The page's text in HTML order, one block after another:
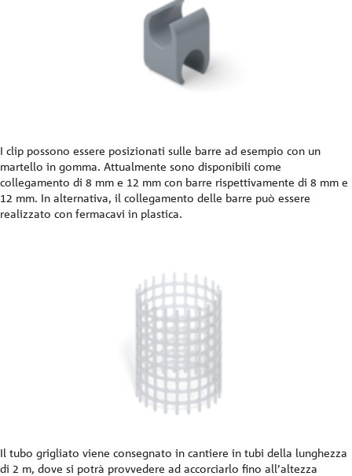
I clip possono essere posizionati sulle barre ad esempio con un
martello in gomma. Attualmente sono disponibili come
collegamento di 8 mm e 12 mm con barre rispettivamente di 8 mm e
12 mm. In alternativa, il collegamento delle barre può essere
realizzato con fermacavi in plastica.
Il tubo grigliato viene consegnato in cantiere in tubi della lunghezza
di 2 m, dove si potrà provvedere ad accorciarlo fino all’altezza